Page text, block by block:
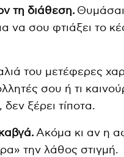
τη διάθεση. Θυμάσαι
να σου φτιάξει το
του μετέφερες
σου ή τι
ξέρει τίποτα.
Ακόμα κι αν η
την λάθος στιγμή.